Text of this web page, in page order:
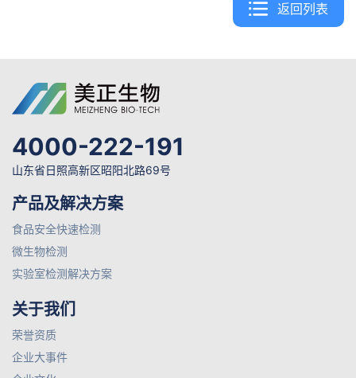
返回列表
4000-222-191
山东省日照高新区昭阳北路69号
产品及解决方案
食品安全快速检测
微生物检测
实验室检测解决方案
关于我们
荣誉资质
企业大事件